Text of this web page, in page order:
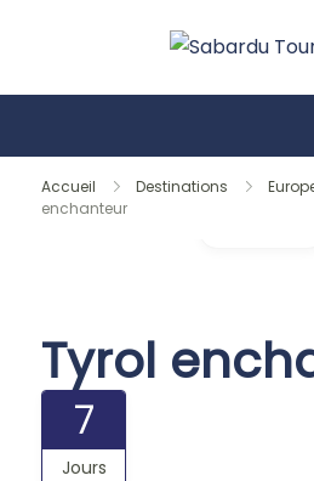
Accueil Destinations
enchanteur
Tyrol
7
Jours